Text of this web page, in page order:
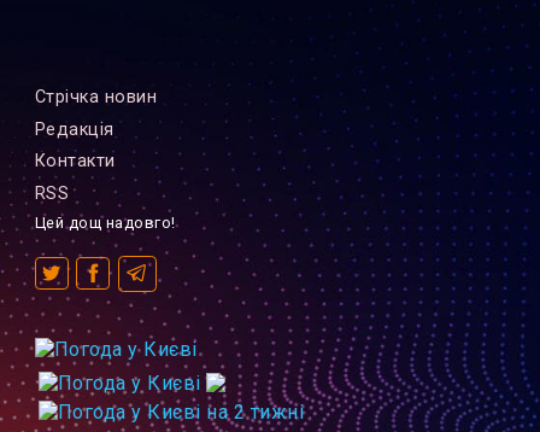
Стрiчка новин
Редакцiя
Контакти
RSS
Цей дощ надовго!